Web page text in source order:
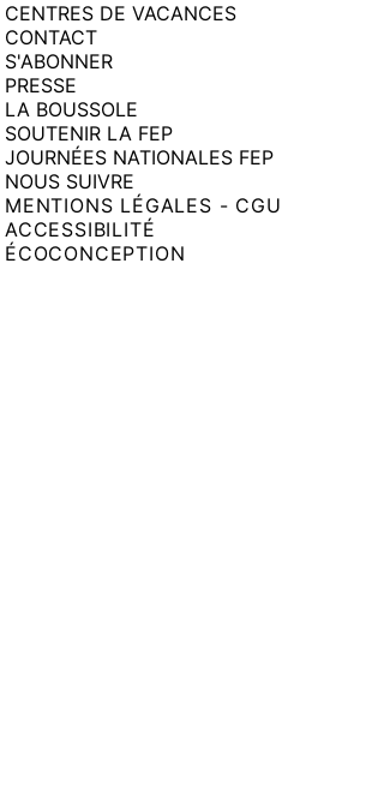
CENTRES DE VACANCES
CONTACT
S'ABONNER
PRESSE
LA BOUSSOLE
SOUTENIR LA FEP
JOURNÉES NATIONALES FEP
NOUS SUIVRE
MENTIONS LÉGALES - CGU
ACCESSIBILITÉ
ÉCOCONCEPTION